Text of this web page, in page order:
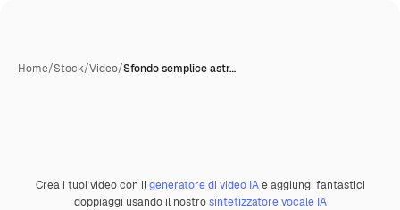
Home/Stock/Video/Sfondo semplice astr…
Premium
Crea i tuoi video con ilgeneratore di video IAe aggiungi fantastici
doppiaggi usando il nostrosintetizzatore vocale IA